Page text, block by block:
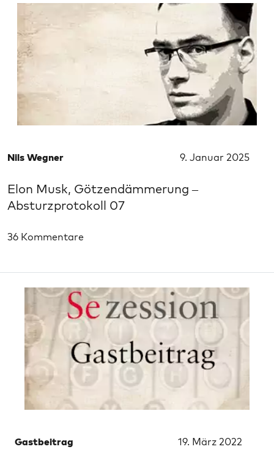
Nils Wegner 9. Januar 2025
Elon Musk, Götzendämmerung –
Absturzprotokoll 07
36 Kommentare
Gastbeitrag 19. März 2022